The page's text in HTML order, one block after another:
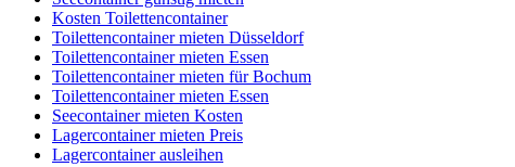
Kosten Toilettencontainer
Toilettencontainer mieten Düsseldorf
Toilettencontainer mieten Essen
Toilettencontainer mieten für Bochum
Toilettencontainer mieten Essen
Seecontainer mieten Kosten
Lagercontainer mieten Preis
Lagercontainer ausleihen